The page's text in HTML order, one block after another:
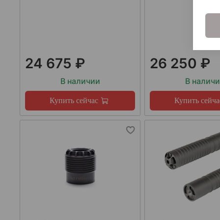
24 675 ₽
В наличии
Купить сейчас
26 250 ₽
В
Купить